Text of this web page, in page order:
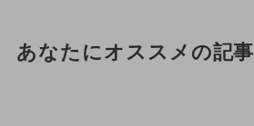
あなたにオススメの記事